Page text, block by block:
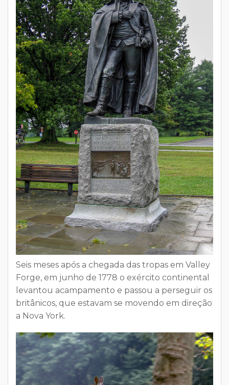
Seis meses após a chegada das tropas em Valley
Forge, em junho de 1778 o exército continental
levantou acampamento e passou a perseguir os
britânicos, que estavam se movendo em direção
a Nova York.